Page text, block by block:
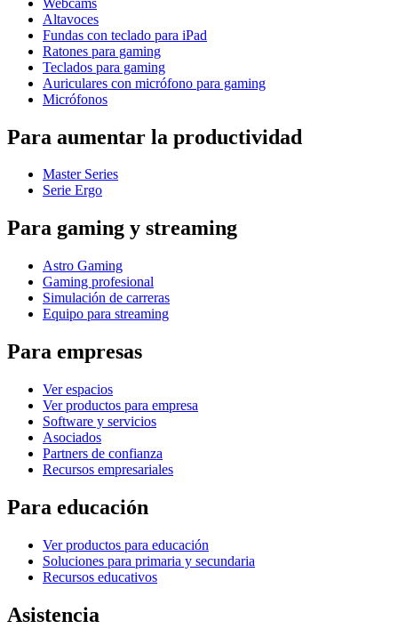
Altavoces
Fundas con teclado para iPad
Ratones para gaming
Teclados para gaming
Auriculares con micrófono para gaming
Micrófonos
Para aumentar la productividad
Master Series
Serie Ergo
Para gaming y streaming
Astro Gaming
Gaming profesional
Simulación de carreras
Equipo para streaming
Para empresas
Ver espacios
Ver productos para empresa
Software y servicios
Asociados
Partners de confianza
Recursos empresariales
Para educación
Ver productos para educación
Soluciones para primaria y secundaria
Recursos educativos
Asistencia